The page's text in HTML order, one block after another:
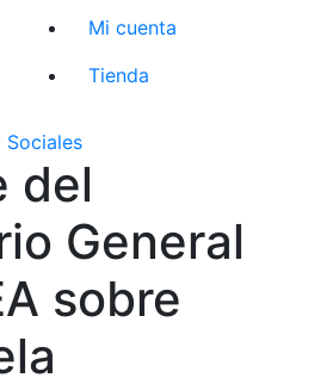
Mi cuenta
Tienda
Sociales
del
General
sobre